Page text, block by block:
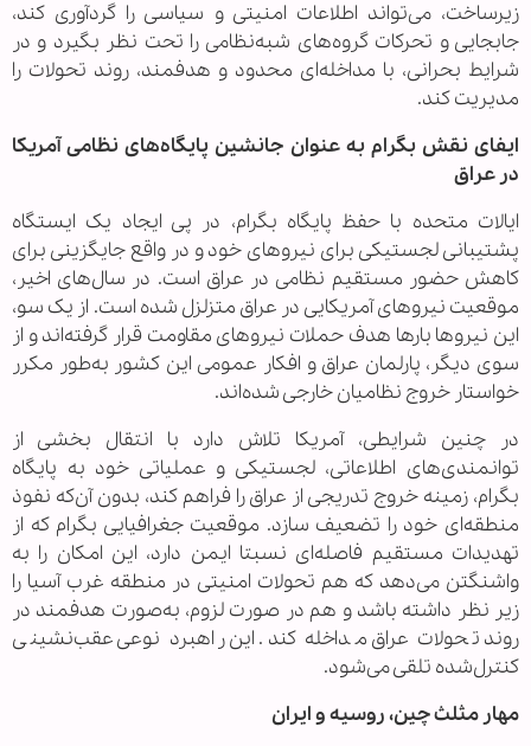
زیرساخت، می‌تواند اطلاعات امنیتی و سیاسی را گردآوری کند،
جابجایی و تحرکات گروه‌های شبه‌نظامی را تحت نظر بگیرد و در
شرایط بحرانی، با مداخله‌ای محدود و هدفمند، روند تحولات را
مدیریت کند.
ایفای نقش بگرام به عنوان جانشین پایگاه‌های نظامی آمریکا
در عراق
ایالات متحده با حفظ پایگاه بگرام، در پی ایجاد یک ایستگاه
پشتیبانی لجستیکی برای نیروهای خود و در واقع جایگزینی برای
کاهش حضور مستقیم نظامی در عراق است. در سال‌های اخیر،
موقعیت نیروهای آمریکایی در عراق متزلزل شده است. از یک سو،
این نیروها بارها هدف حملات نیروهای مقاومت قرار گرفته‌اند و از
سوی دیگر، پارلمان عراق و افکار عمومی این کشور به‌طور مکرر
خواستار خروج نظامیان خارجی شده‌اند.
در چنین شرایطی، آمریکا تلاش دارد با انتقال بخشی از
توانمندی‌های اطلاعاتی، لجستیکی و عملیاتی خود به پایگاه
بگرام، زمینه خروج تدریجی از عراق را فراهم کند، بدون آن‌که نفوذ
منطقه‌ای خود را تضعیف سازد. موقعیت جغرافیایی بگرام که از
تهدیدات مستقیم فاصله‌ای نسبتا ایمن دارد، این امکان را به
واشنگتن می‌دهد که هم تحولات امنیتی در منطقه غرب آسیا را
زیر نظر داشته باشد و هم در صورت لزوم، به‌صورت هدفمند در
روند تحولات عراق مداخله کند. این راهبرد نوعی عقب‌نشینی
کنترل‌شده تلقی می‌شود.
مهار مثلث چین،روسیه و ایران